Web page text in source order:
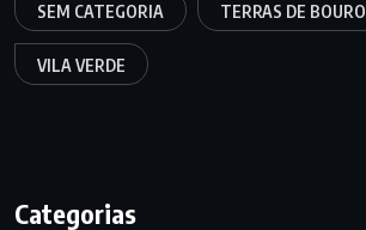
SEM CATEGORIA TERRAS DE BOURO
VILA VERDE
Categorias